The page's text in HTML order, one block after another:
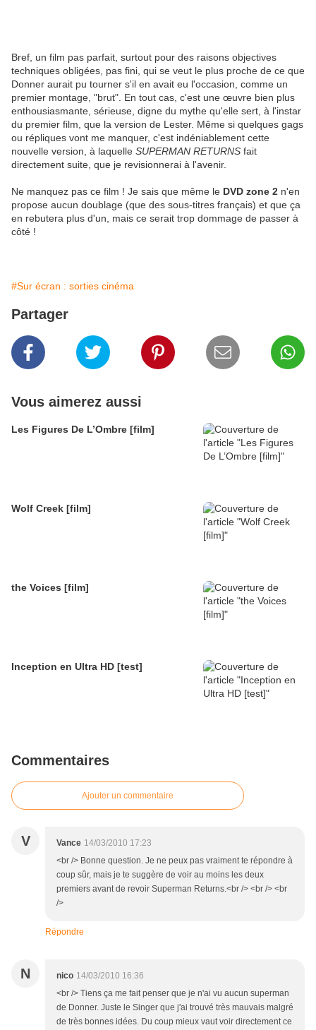
Bref, un film pas parfait, surtout pour des raisons objectives
techniques obligées, pas fini, qui se veut le plus proche de ce que
Donner aurait pu tourner s'il en avait eu l'occasion, comme un
premier montage, "brut". En tout cas, c'est une œuvre bien plus
enthousiasmante, sérieuse, digne du mythe qu'elle sert, à l'instar
du premier film, que la version de Lester. Même si quelques gags
ou répliques vont me manquer, c'est indéniablement cette
nouvelle version, à laquelle SUPERMAN RETURNS fait
directement suite, que je revisionnerai à l'avenir.
Ne manquez pas ce film ! Je sais que même le DVD zone 2 n'en
propose aucun doublage (que des sous-titres français) et que ça
en rebutera plus d'un, mais ce serait trop dommage de passer à
côté !
#Sur écran : sorties cinéma
Partager
Vous aimerez aussi
Les Figures De L’Ombre [film]
Wolf Creek [film]
the Voices [film]
Inception en Ultra HD [test]
Commentaires
Ajouter un commentaire
V Vance 14/03/2010 17:23
<br /> Bonne question. Je ne peux pas vraiment te répondre à
coup sûr, mais je te suggère de voir au moins les deux
premiers avant de revoir Superman Returns.<br /> <br /> <br
/>
Répondre
N nico 14/03/2010 16:36
<br /> Tiens ça me fait penser que je n'ai vu aucun superman
de Donner. Juste le Singer que j'ai trouvé très mauvais malgré
de très bonnes idées. Du coup mieux vaut voir directement ce